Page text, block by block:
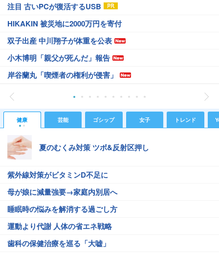
注目 古いPCが復活するUSB
HIKAKIN 被災地に2000万円を寄付
双子出産 中川翔子が体重を公表
小木博明「親父が死んだ」報告
岸谷蘭丸「喫煙者の権利が侵害」
健康 芸能 ゴシップ 女子 トレンド
夏のむくみ対策 ツボ&反射区押し
紫外線対策がビタミンD不足に
母が娘に減量強要→家庭内別居へ
睡眠時の悩みを解消する過ごし方
運動より代謝 人体の省エネ戦略
歯科の保健治療を巡る「大嘘」